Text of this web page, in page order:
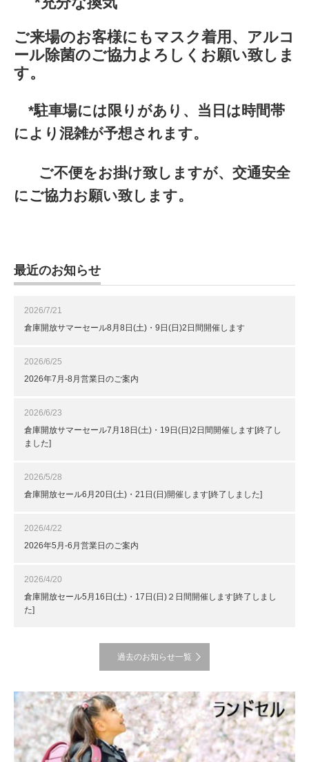
ご来場のお客様にもマスク着用、アルコ
ール除菌のご協力よろしくお願い致しま
す。
*駐車場には限りがあり、当日は時間帯
により混雑が予想されます。
ご不便をお掛け致しますが、交通安全
にご協力お願い致します。
最近のお知らせ
2026/7/21
倉庫開放サマーセール8月8日(土)・9日(日)2日間開催します
2026/6/25
2026年7月-8月営業日のご案内
2026/6/23
倉庫開放サマーセール7月18日(土)・19日(日)2日間開催します[終了し
ました]
2026/5/28
倉庫開放セール6月20日(土)・21日(日)開催します[終了しました]
2026/4/22
2026年5月-6月営業日のご案内
2026/4/20
倉庫開放セール5月16日(土)・17日(日)２日間開催します[終了しまし
た]
過去のお知らせ一覧